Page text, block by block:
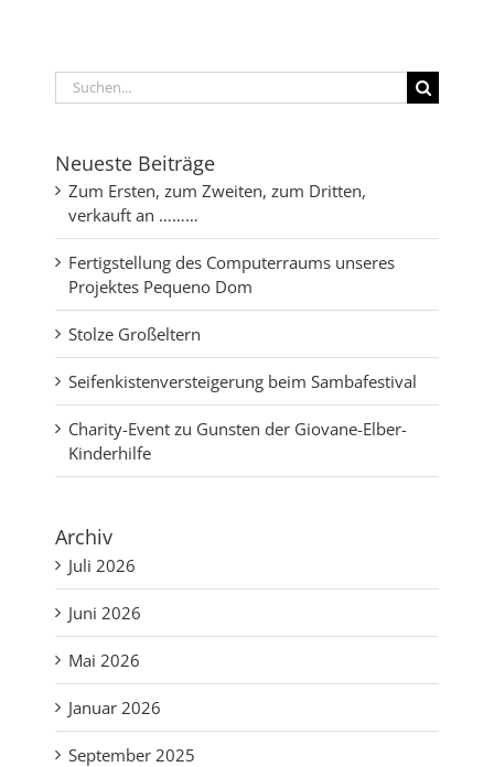
Suche
nach:
Neueste Beiträge
Zum Ersten, zum Zweiten, zum Dritten,
verkauft an ………
Fertigstellung des Computerraums unseres
Projektes Pequeno Dom
Stolze Großeltern
Seifenkistenversteigerung beim Sambafestival
Charity-Event zu Gunsten der Giovane-Elber-
Kinderhilfe
Archiv
Juli 2026
Juni 2026
Mai 2026
Januar 2026
September 2025